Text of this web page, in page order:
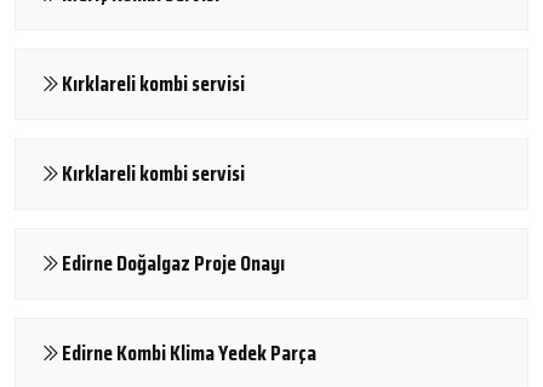
Kırklareli kombi servisi
Kırklareli kombi servisi
Edirne Doğalgaz Proje Onayı
Edirne Kombi Klima Yedek Parça